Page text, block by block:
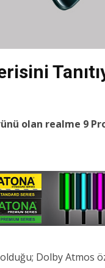
olan realme 9
Dolby Atmos